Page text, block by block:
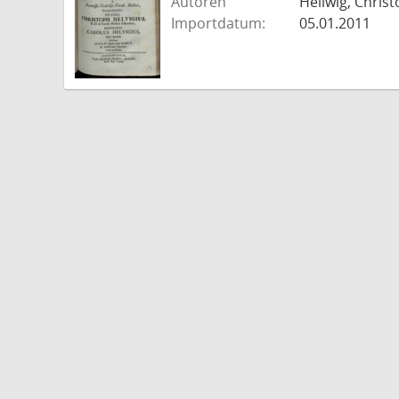
Importdatum:
05.01.2011